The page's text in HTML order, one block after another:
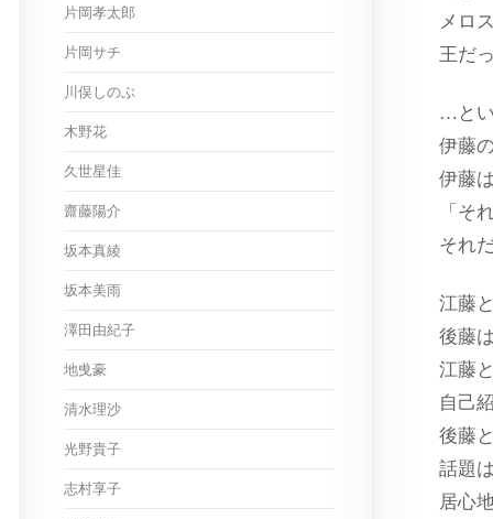
メロ
王だ
…と
伊藤
伊藤
「そ
それ
江藤
後藤
江藤
自己
後藤
話題
居心
片岡孝太郎
片岡サチ
川俣しのぶ
木野花
久世星佳
齋藤陽介
坂本真綾
坂本美雨
澤田由紀子
地曵豪
清水理沙
光野貴子
志村享子